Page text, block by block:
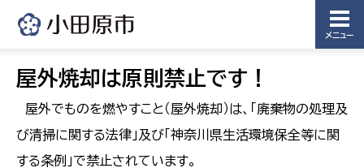
メニュー
屋外焼却は原則禁止です！
屋外でものを燃やすこと（屋外焼却）は、「廃棄物の処理及
び清掃に関する法律」及び「神奈川県生活環境保全等に関
する条例」で禁止されています。